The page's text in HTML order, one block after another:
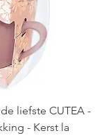
liefste CUTEA -
- Kerst la